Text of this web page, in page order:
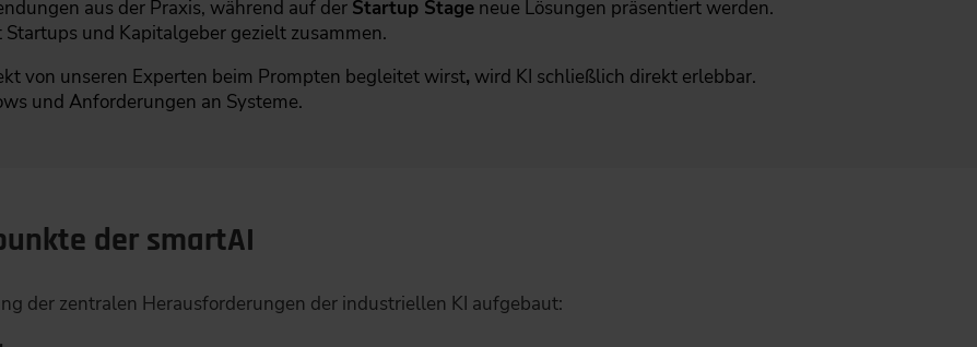
aus der Praxis, während auf der Startup Stage neue Lösungen präsentiert werden.
Startups und Kapitalgeber gezielt zusammen.
von unseren Experten beim Prompten begleitet wirst, wird KI schließlich direkt erlebbar.
und Anforderungen an Systeme.
der smartAI
der zentralen Herausforderungen der industriellen KI aufgebaut: